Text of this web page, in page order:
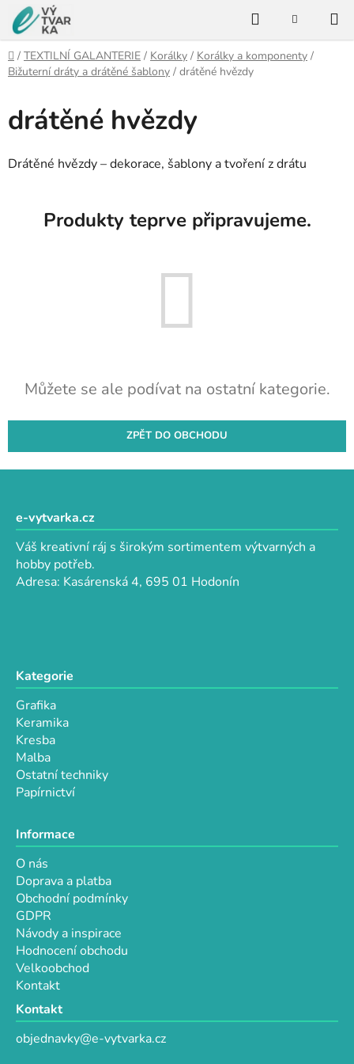
Přejít
na
obsah
HledatNÁKUPNÍ
Domů
/ TEXTILNÍ GALANTERIE / Korálky / Korálky a komponenty /
Bižuterní dráty a drátěné šablony / drátěné hvězdy
drátěné hvězdy
Drátěné hvězdy – dekorace, šablony a tvoření z drátu
Produkty teprve připravujeme.
Můžete se ale podívat na ostatní kategorie.
ZPĚT DO OBCHODU
e-vytvarka.cz
Váš kreativní ráj s širokým sortimentem výtvarných a
hobby potřeb.
Adresa: Kasárenská 4, 695 01 Hodonín
Kategorie
Grafika
Keramika
Kresba
Malba
Ostatní techniky
Papírnictví
Informace
O nás
Doprava a platba
Obchodní podmínky
GDPR
Návody a inspirace
Hodnocení obchodu
Velkoobchod
Kontakt
Kontakt
objednavky@e-vytvarka.cz